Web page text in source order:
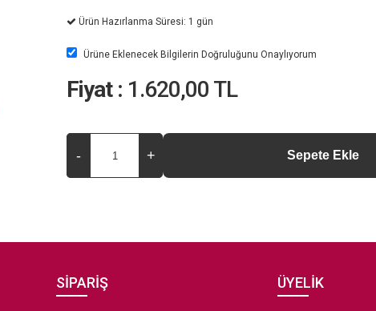
Ürün Hazırlanma Süresi: 1 gün
Ürüne Eklenecek Bilgilerin Doğruluğunu Onaylıyorum
Fiyat : 1.620,00 TL
SİPARİŞ ÜYELİK